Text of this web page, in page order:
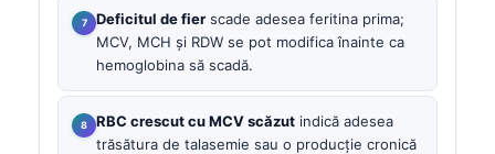
Deficitul de fier scade adesea feritina prima;
MCV, MCH și RDW se pot modifica înainte ca
hemoglobina să scadă.
RBC crescut cu MCV scăzut indică adesea
trăsătura de talasemie sau o producție cronică